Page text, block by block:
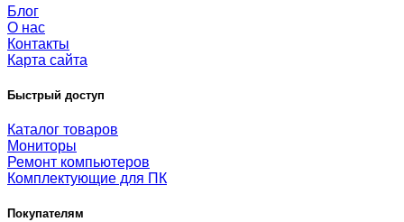
Блог
О нас
Контакты
Карта сайта
Быстрый доступ
Каталог товаров
Мониторы
Ремонт компьютеров
Комплектующие для ПК
Покупателям